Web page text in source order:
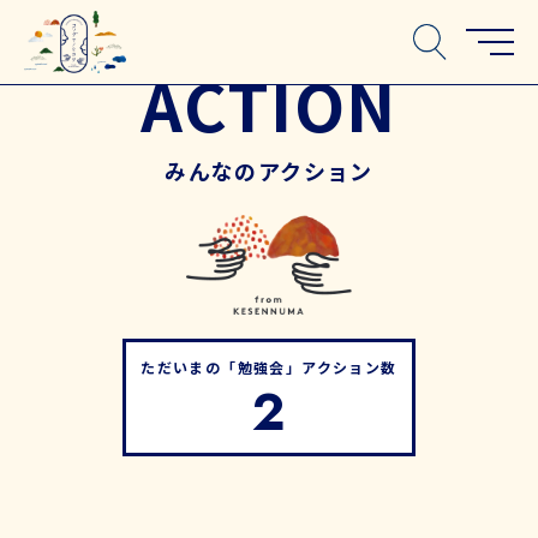
ACTION
みんなのアクション
ただいまの「勉強会」アクション数
2